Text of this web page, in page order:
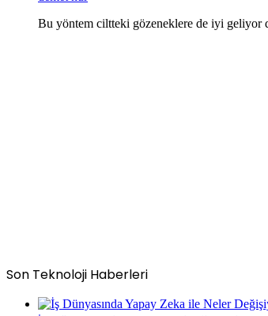
Bu yöntem ciltteki gözeneklere de iyi geliyor
Son Teknoloji Haberleri